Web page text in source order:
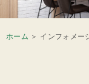
ホーム ＞ インフォメー